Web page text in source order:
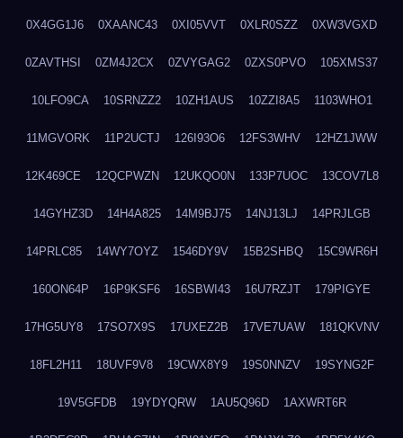
0X4GG1J6 0XAANC43 0XI05VVT 0XLR0SZZ 0XW3VGXD
0ZAVTHSI 0ZM4J2CX 0ZVYGAG2 0ZXS0PVO 105XMS37
10LFO9CA 10SRNZZ2 10ZH1AUS 10ZZI8A5 1103WHO1
11MGVORK 11P2UCTJ 126I93O6 12FS3WHV 12HZ1JWW
12K469CE 12QCPWZN 12UKQO0N 133P7UOC 13COV7L8
14GYHZ3D 14H4A825 14M9BJ75 14NJ13LJ 14PRJLGB
14PRLC85 14WY7OYZ 1546DY9V 15B2SHBQ 15C9WR6H
160ON64P 16P9KSF6 16SBWI43 16U7RZJT 179PIGYE
17HG5UY8 17SO7X9S 17UXEZ2B 17VE7UAW 181QKVNV
18FL2H11 18UVF9V8 19CWX8Y9 19S0NNZV 19SYNG2F
19V5GFDB 19YDYQRW 1AU5Q96D 1AXWRT6R